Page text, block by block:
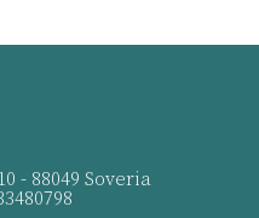
- 88049 Soveria